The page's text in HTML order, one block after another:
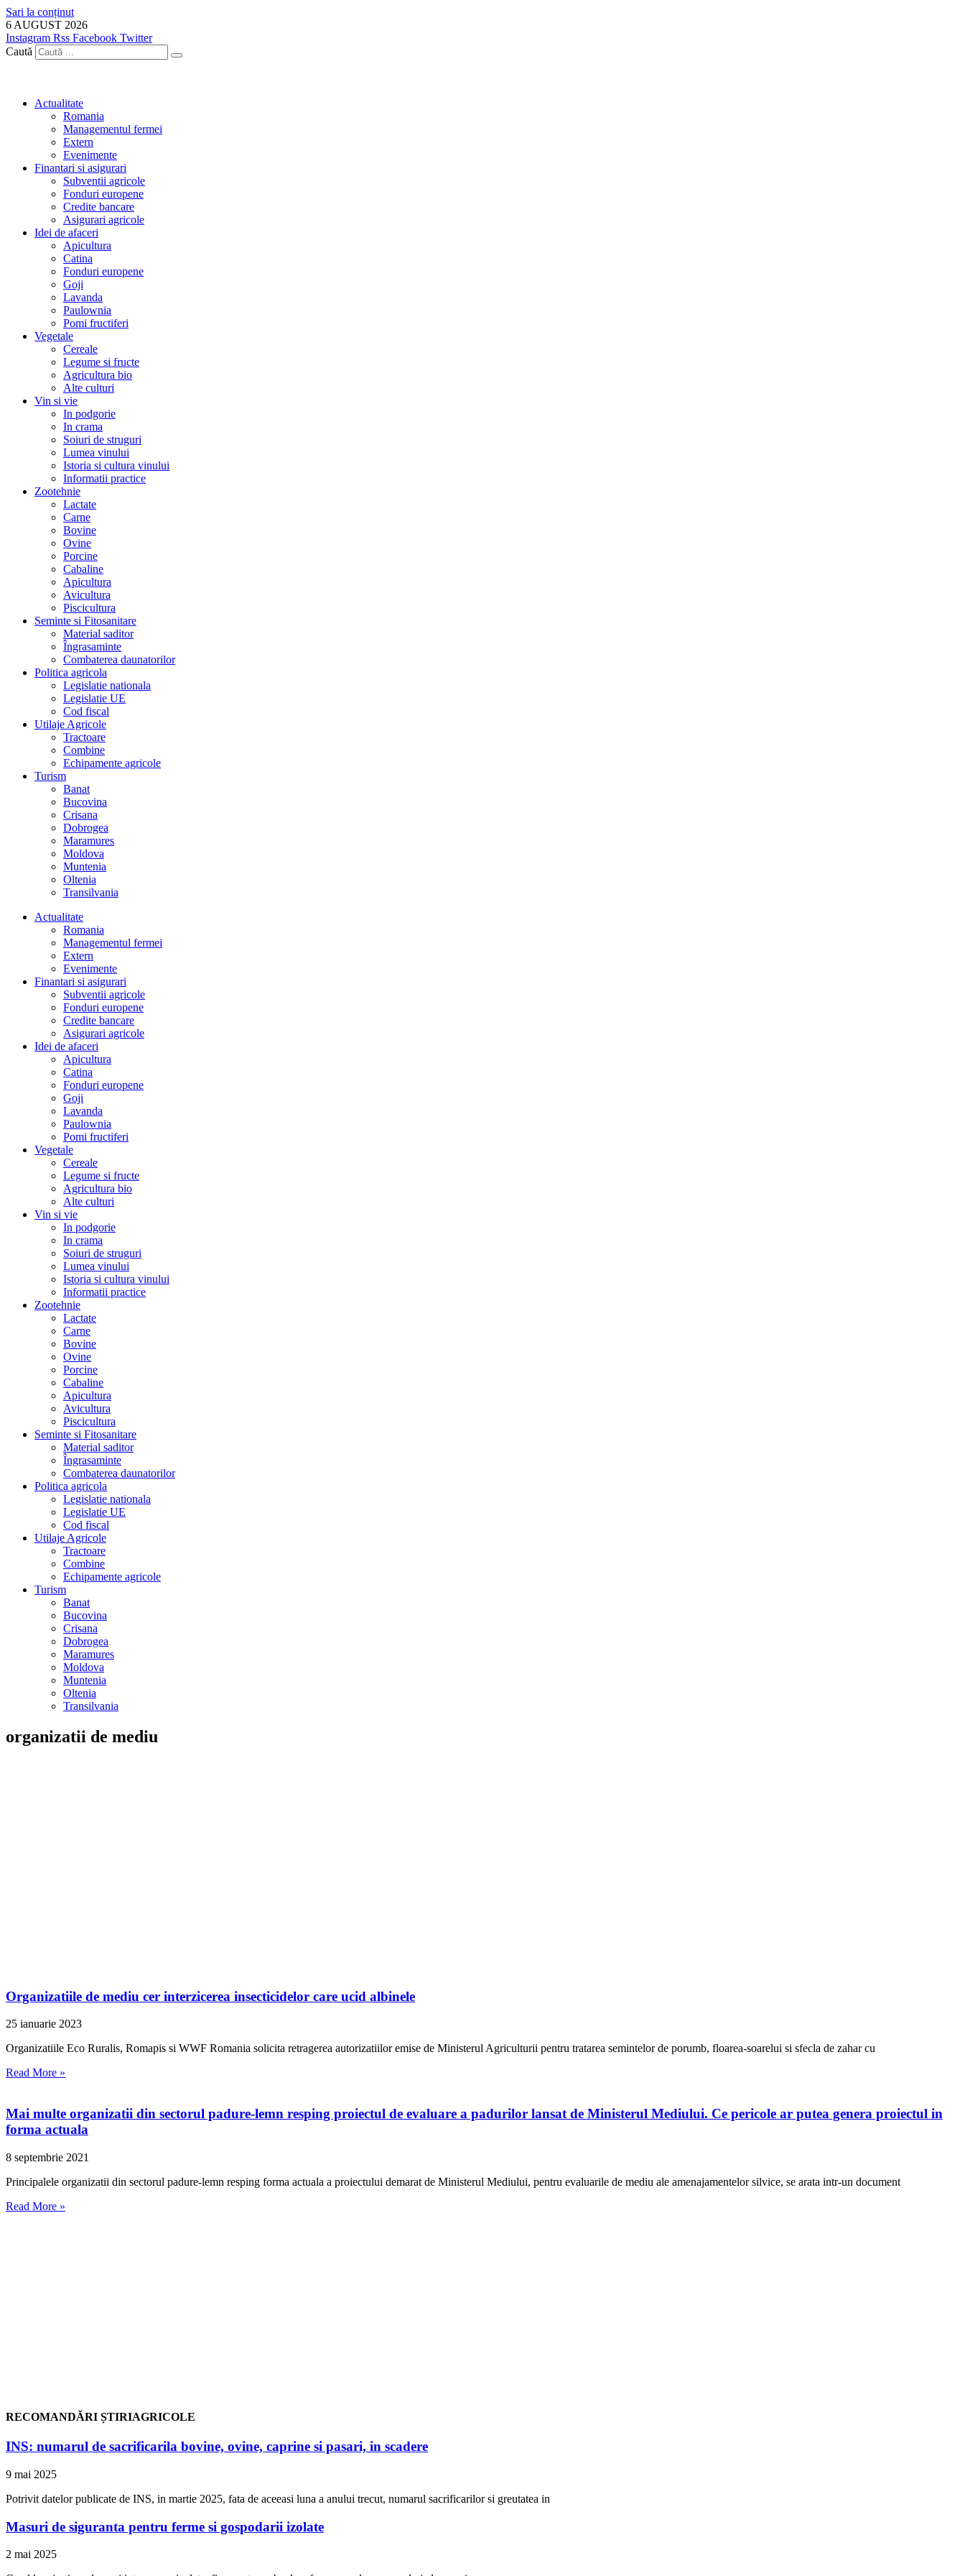
Sari la conținut
6 AUGUST 2026
Instagram Rss Facebook Twitter
Caută
Actualitate
Romania
Managementul fermei
Extern
Evenimente
Finantari si asigurari
Subventii agricole
Fonduri europene
Credite bancare
Asigurari agricole
Idei de afaceri
Apicultura
Catina
Fonduri europene
Goji
Lavanda
Paulownia
Pomi fructiferi
Vegetale
Cereale
Legume si fructe
Agricultura bio
Alte culturi
Vin si vie
In podgorie
In crama
Soiuri de struguri
Lumea vinului
Istoria si cultura vinului
Informatii practice
Zootehnie
Lactate
Carne
Bovine
Ovine
Porcine
Cabaline
Apicultura
Avicultura
Piscicultura
Seminte si Fitosanitare
Material saditor
Îngrasaminte
Combaterea daunatorilor
Politica agricola
Legislatie nationala
Legislatie UE
Cod fiscal
Utilaje Agricole
Tractoare
Combine
Echipamente agricole
Turism
Banat
Bucovina
Crisana
Dobrogea
Maramures
Moldova
Muntenia
Oltenia
Transilvania
Actualitate
Romania
Managementul fermei
Extern
Evenimente
Finantari si asigurari
Subventii agricole
Fonduri europene
Credite bancare
Asigurari agricole
Idei de afaceri
Apicultura
Catina
Fonduri europene
Goji
Lavanda
Paulownia
Pomi fructiferi
Vegetale
Cereale
Legume si fructe
Agricultura bio
Alte culturi
Vin si vie
In podgorie
In crama
Soiuri de struguri
Lumea vinului
Istoria si cultura vinului
Informatii practice
Zootehnie
Lactate
Carne
Bovine
Ovine
Porcine
Cabaline
Apicultura
Avicultura
Piscicultura
Seminte si Fitosanitare
Material saditor
Îngrasaminte
Combaterea daunatorilor
Politica agricola
Legislatie nationala
Legislatie UE
Cod fiscal
Utilaje Agricole
Tractoare
Combine
Echipamente agricole
Turism
Banat
Bucovina
Crisana
Dobrogea
Maramures
Moldova
Muntenia
Oltenia
Transilvania
organizatii de mediu
Organizatiile de mediu cer interzicerea insecticidelor care ucid albinele
25 ianuarie 2023
Organizatiile Eco Ruralis, Romapis si WWF Romania solicita retragerea autorizatiilor emise de Ministerul Agriculturii pentru tratarea semintelor de porumb, floarea-soarelui si sfecla de zahar cu
Read More »
Mai multe organizatii din sectorul padure-lemn resping proiectul de evaluare a padurilor lansat de Ministerul Mediului. Ce pericole ar putea genera proiectul in
forma actuala
8 septembrie 2021
Principalele organizatii din sectorul padure-lemn resping forma actuala a proiectului demarat de Ministerul Mediului, pentru evaluarile de mediu ale amenajamentelor silvice, se arata intr-un document
Read More »
RECOMANDĂRI ȘTIRIAGRICOLE
INS: numarul de sacrificarila bovine, ovine, caprine si pasari, in scadere
9 mai 2025
Potrivit datelor publicate de INS, in martie 2025, fata de aceeasi luna a anului trecut, numarul sacrificarilor si greutatea in
Masuri de siguranta pentru ferme si gospodarii izolate
2 mai 2025